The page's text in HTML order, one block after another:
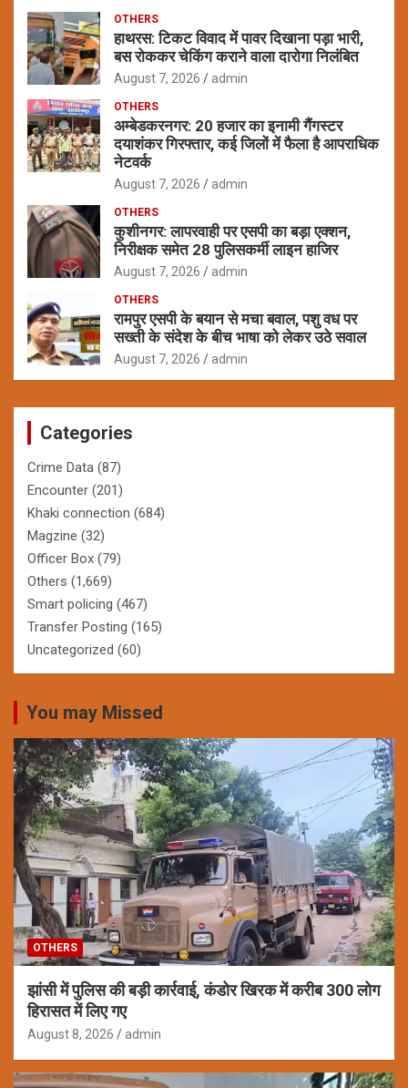
OTHERS
हाथरस: टिकट विवाद में पावर दिखाना पड़ा भारी,
बस रोककर चेकिंग कराने वाला दारोगा निलंबित
August 7, 2026 admin
OTHERS
अम्बेडकरनगर: 20 हजार का इनामी गैंगस्टर
दयाशंकर गिरफ्तार, कई जिलों में फैला है आपराधिक
नेटवर्क
August 7, 2026 admin
OTHERS
कुशीनगर: लापरवाही पर एसपी का बड़ा एक्शन,
निरीक्षक समेत 28 पुलिसकर्मी लाइन हाजिर
August 7, 2026 admin
OTHERS
रामपुर एसपी के बयान से मचा बवाल, पशु वध पर
सख्ती के संदेश के बीच भाषा को लेकर उठे सवाल
August 7, 2026 admin
Categories
Crime Data (87)
Encounter (201)
Khaki connection (684)
Magzine (32)
Officer Box (79)
Others (1,669)
Smart policing (467)
Transfer Posting (165)
Uncategorized (60)
You may Missed
OTHERS
झांसी में पुलिस की बड़ी कार्रवाई, कंडोर खिरक में करीब 300 लोग
हिरासत में लिए गए
August 8, 2026 admin